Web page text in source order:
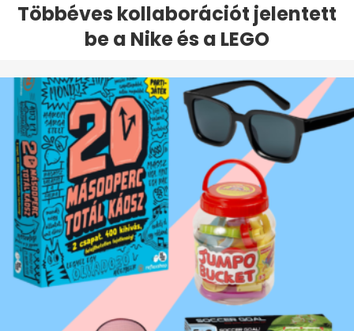
Többéves kollaborációt jelentett
be a Nike és a LEGO